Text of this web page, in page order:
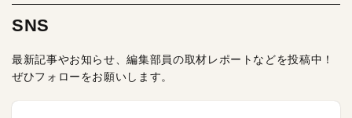
SNS
最新記事やお知らせ、編集部員の取材レポートなどを投稿中！
ぜひフォローをお願いします。